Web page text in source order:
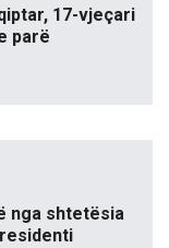
17-vjeçari
parë
nga shtetësia